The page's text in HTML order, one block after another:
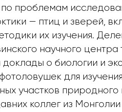
проблемам
— птиц и зверей,
их изучения.
научного
о биологии и
для
участков природного
коллег из